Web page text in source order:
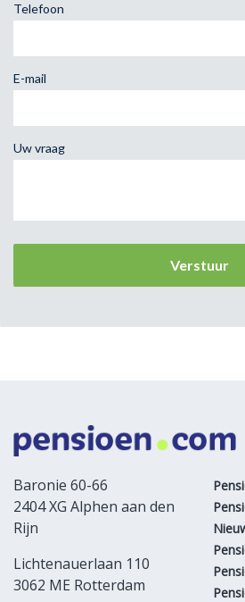
Telefoon
E-mail
Uw vraag
Baronie 60-66
2404 XG Alphen aan den
Rijn
Lichtenauerlaan 110
3062 ME Rotterdam